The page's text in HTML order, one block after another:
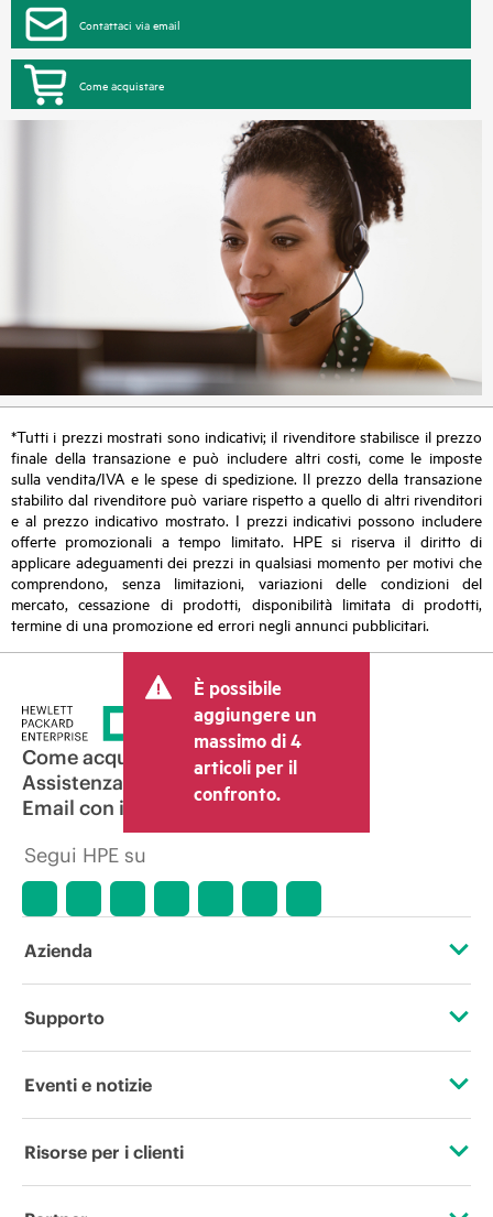
Contattaci via email
Come acquistare
*Tutti i prezzi mostrati sono indicativi; il rivenditore stabilisce il prezzo
finale della transazione e può includere altri costi, come le imposte
sulla vendita/IVA e le spese di spedizione. Il prezzo della transazione
stabilito dal rivenditore può variare rispetto a quello di altri rivenditori
e al prezzo indicativo mostrato. I prezzi indicativi possono includere
offerte promozionali a tempo limitato. HPE si riserva il diritto di
applicare adeguamenti dei prezzi in qualsiasi momento per motivi che
comprendono, senza limitazioni, variazioni delle condizioni del
mercato, cessazione di prodotti, disponibilità limitata di prodotti,
termine di una promozione ed errori negli annunci pubblicitari.
È possibile
aggiungere un
massimo di 4
articoli per il
confronto.
Come acquistare
Assistenza per i prodotti
Email con il commerciale
Segui HPE su
Azienda
Informazioni su HPE
Responsabilità aziendale
Supporto
Operational support services
Eventi e notizie
Eventi
Risorse per i clienti
Contattaci